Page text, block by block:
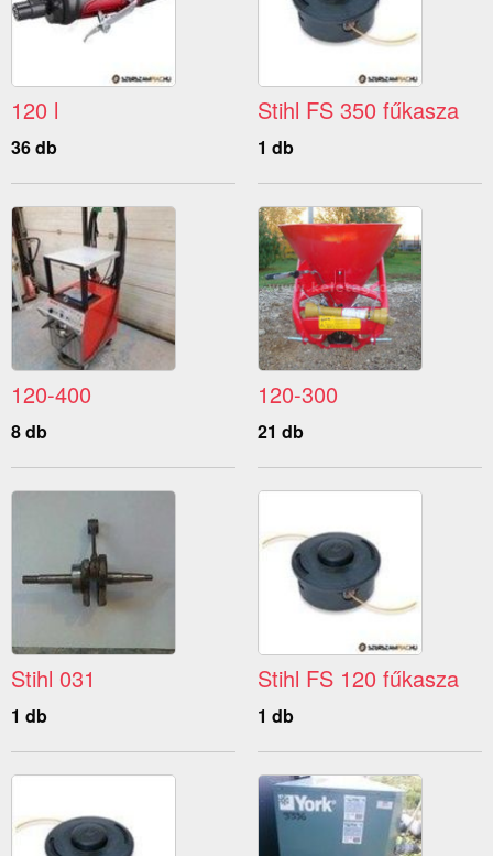
120 l
36 db
Stihl FS 350 fűkasza
1 db
120-400
8 db
120-300
21 db
Stihl 031
1 db
Stihl FS 120 fűkasza
1 db